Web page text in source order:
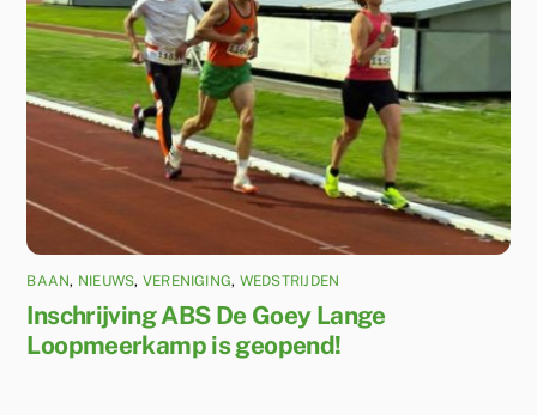
BAAN, NIEUWS, VERENIGING, WEDSTRIJDEN
Inschrijving ABS De Goey Lange
Loopmeerkamp is geopend!